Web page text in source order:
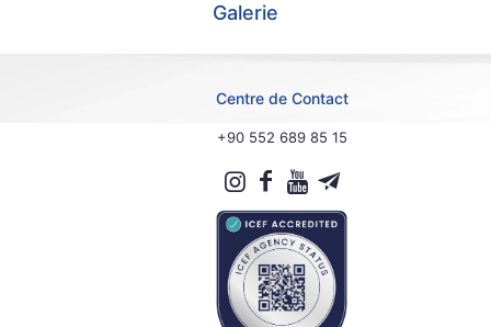
Galerie
Centre de Contact
+90 552 689 85 15